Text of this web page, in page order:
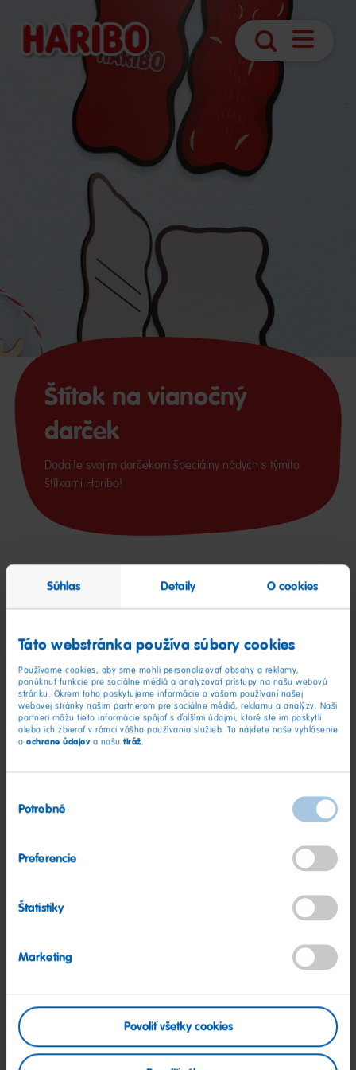
Súhlas Detaily O cookies
Táto webstránka používa súbory cookies
Používame cookies, aby sme mohli personalizovať obsahy a reklamy,
ponúknuť funkcie pre sociálne médiá a analyzovať prístupy na našu webovú
stránku. Okrem toho poskytujeme informácie o vašom používaní našej
webovej stránky našim partnerom pre sociálne médiá, reklamu a analýzy. Naši
partneri môžu tieto informácie spájať s ďalšími údajmi, ktoré ste im poskytli
alebo ich zbierať v rámci vášho používania služieb. Tu nájdete naše vyhlásenie
o ochrane údajov a našu tiráž.
súhlasu
Potrebné
Preferencie
Štatistiky
Marketing
Povoliť všetky cookies
Hľadanie
Štítok na vianočný
darček
Dodajte svojim darčekom špeciálny nádych s týmito
štítkami Haribo!
Vystrihnite ich pozdĺž bodkovanej čiary, napíšte na ne milý
Opatrne vystrihnite pozdĺž bodkovanej čiary.
V hornej časti visačky urobte malý otvor na prevlečenie
stužku alebo šnúrku.
Veselé Vianoce a šťastné sviatky!